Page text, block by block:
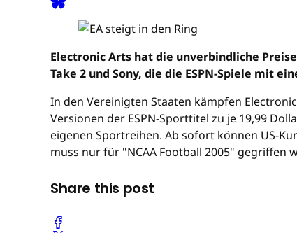
Electronic Arts hat die unverbindliche
Take 2 und Sony, die die ESPN-Spiele mit
In den Vereinigten Staaten kämpfen
Versionen der ESPN-Sporttitel zu je 19,99
eigenen Sportreihen. Ab sofort können US-
muss nur für "NCAA Football 2005" gegriffen
Share this post